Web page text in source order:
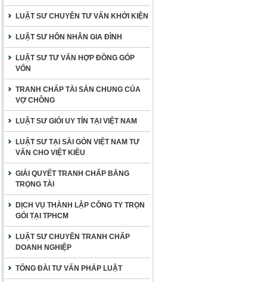
LUẬT SƯ CHUYÊN TƯ VẤN KHỞI KIỆN
LUẬT SƯ HÔN NHÂN GIA ĐÌNH
LUẬT SƯ TƯ VẤN HỢP ĐỒNG GÓP
VỐN
TRANH CHẤP TÀI SẢN CHUNG CỦA
VỢ CHỒNG
LUẬT SƯ GIỎI UY TÍN TẠI VIỆT NAM
LUẬT SƯ TẠI SÀI GÒN VIỆT NAM TƯ
VẤN CHO VIỆT KIỀU
GIẢI QUYẾT TRANH CHẤP BẰNG
TRỌNG TÀI
DỊCH VỤ THÀNH LẬP CÔNG TY TRỌN
GÓI TẠI TPHCM
LUẬT SƯ CHUYÊN TRANH CHẤP
DOANH NGHIỆP
TỔNG ĐÀI TƯ VẤN PHÁP LUẬT